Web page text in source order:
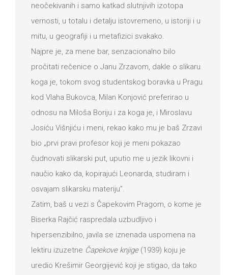
neočekivanih i samo katkad slutnjivih izotopa
vernosti, u totalu i detalju istovremeno, u istoriji i u
mitu, u geografiji i u metafizici svakako.
Najpre je, za mene bar, senzacionalno bilo
pročitati rečenice o Janu Zrzavom, dakle o slikaru
koga je, tokom svog studentskog boravka u Pragu
kod Vlaha Bukovca, Milan Konjović preferirao u
odnosu na Miloša Boriju i za koga je, i Miroslavu
Josiću Višnjiću i meni, rekao kako mu je baš Zrzavi
bio „prvi pravi profesor koji je meni pokazao
čudnovati slikarski put, uputio me u jezik likovni i
naučio kako da, kopirajući Leonarda, studiram i
osvajam slikarsku materiju”.
Zatim, baš u vezi s Čapekovim Pragom, o kome je
Biserka Rajčić raspredala uzbudljivo i
hipersenzibilno, javila se iznenada uspomena na
lektiru izuzetne Čapekove knjige(1939) koju je
uredio Krešimir Georgijević koji je stigao, da tako